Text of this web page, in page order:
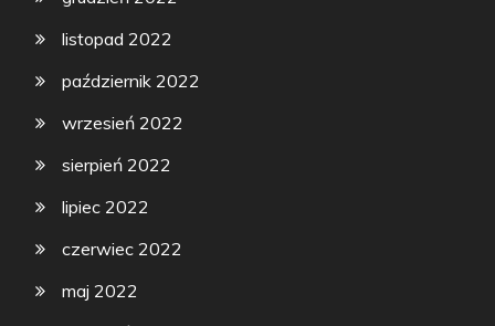
listopad 2022
październik 2022
wrzesień 2022
sierpień 2022
lipiec 2022
czerwiec 2022
maj 2022